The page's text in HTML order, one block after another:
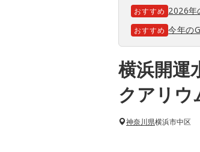
おすすめ 2026年
おすすめ 今年の
横浜開運
クアリウ
神奈川県横浜市中区